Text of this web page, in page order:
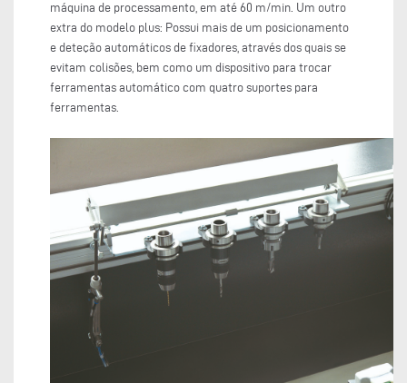
máquina de processamento, em até 60 m/min. Um outro
extra do modelo plus: Possui mais de um posicionamento
e deteção automáticos de fixadores, através dos quais se
evitam colisões, bem como um dispositivo para trocar
ferramentas automático com quatro suportes para
ferramentas.